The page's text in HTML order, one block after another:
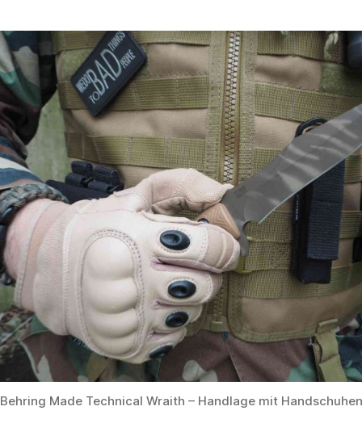
Behring Made Technical Wraith – Handlage mit Handschuhen